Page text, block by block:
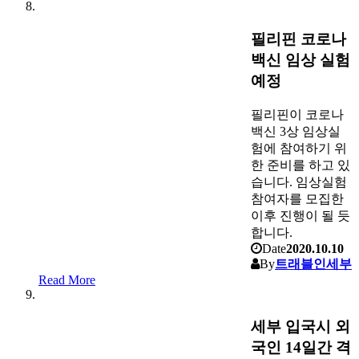
필리핀 코로나
백신 임상 실험
예정
필리핀이 코로나
백신 3상 임상실
험에 참여하기 위
한 준비를 하고 있
습니다. 임상실험
참여자를 모집한
이후 진행이 될 듯
합니다.
Date2020.10.10
By트래블인세부
Read More
세부 입국시 외
국인 14일간 격